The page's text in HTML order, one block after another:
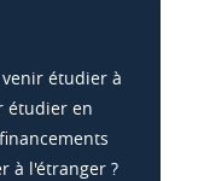
étudier à
étudier en
à l'étranger ?